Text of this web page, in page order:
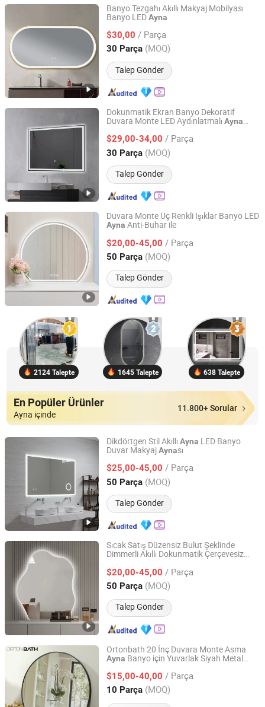
Banyo Tezgahı Akıllı Makyaj Mobilyası
Banyo LEDAyna
$30,00 / Parça
30 Parça (MOQ)
Talep Gönder
Hangzhou Spremium Bathroom Co., Ltd.
Zhejiang, China Fiyat 2020
Dokunmatik Ekran Banyo Dekoratif
Duvara Monte LED Aydınlatmalı Ayna
$29,00-34,00 / Parça
30 Parça (MOQ)
Talep Gönder
Hangzhou Spremium Bathroom Co., Ltd.
Fiyat 2020
Duvara Monte Üç Renkli Işıklar Banyo LED
Ayna Anti-Buhar ile
$20,00-45,00 / Parça
50 Parça (MOQ)
Talep Gönder
Hangzhou Spremium Bathroom Co., Ltd.
Zhejiang, China Fiyat 2020
2124 Talepte 1645 Talepte 638 Talepte
En Popüler Ürünler
Ayna içinde
11.800+ Sorular
Dikdörtgen Stil Akıllı Ayna LED Banyo
Duvar MakyajAynası
$25,00-45,00 / Parça
50 Parça (MOQ)
Talep Gönder
Hangzhou Spremium Bathroom Co., Ltd.
Zhejiang, China Fiyat 2020
Sıcak Satış Düzensiz Bulut Şeklinde
Dimmerli Akıllı Dokunmatik Çerçevesiz
$20,00-45,00 / Parça
50 Parça (MOQ)
Talep Gönder
Hangzhou Spremium Bathroom Co., Ltd.
Zhejiang, China Fiyat 2020
Ortonbath 20 İnç Duvara Monte Asma
Ayna Banyo için Yuvarlak Siyah Metal
için
$15,00-40,00 / Parça
10 Parça (MOQ)
Hangzhou Orton Bathroom Co., Ltd.
Zhejiang, China Fiyat 2018